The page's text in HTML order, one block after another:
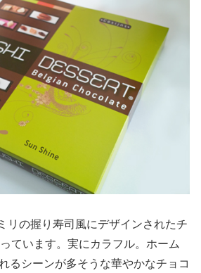
リの握り寿司風にデザインされたチ
ています。実にカラフル。ホーム
るシーンが多そうな華やかなチョコ